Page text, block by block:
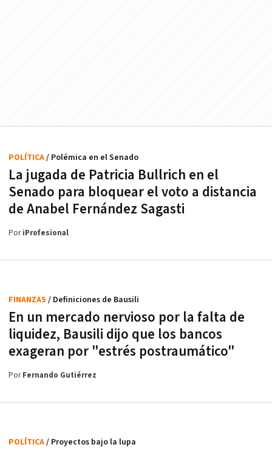
La jugada de Patricia Bullrich en el
Senado para bloquear el voto a distancia
de Anabel Fernández Sagasti
POLÍTICA/ Polémica en el Senado
PoriProfesional
En un mercado nervioso por la falta de
liquidez, Bausili dijo que los bancos
exageran por "estrés postraumático"
FINANZAS / Definiciones de Bausili
PorFernando Gutiérrez
POLÍTICA/ Proyectos bajo la lupa